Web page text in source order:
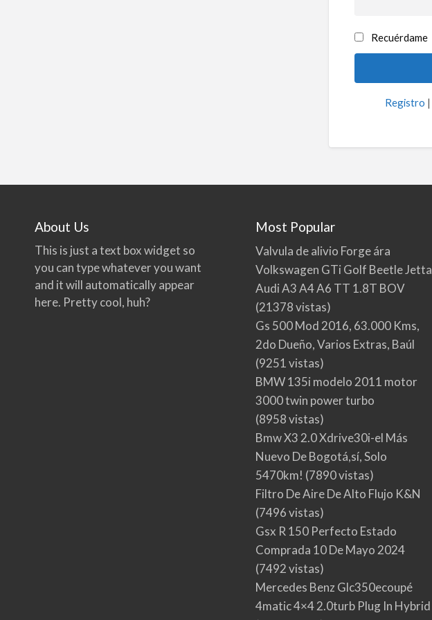
Recuérdame
Registro |
About Us
This is just a text box widget so
you can type whatever you want
and it will automatically appear
here. Pretty cool, huh?
Most Popular
Valvula de alivio Forge ára
Volkswagen GTi Golf Beetle Jetta
Audi A3 A4 A6 TT 1.8T BOV
(21378 vistas)
Gs 500 Mod 2016, 63.000 Kms,
2do Dueño, Varios Extras, Baúl
(9251 vistas)
BMW 135i modelo 2011 motor
3000 twin power turbo
(8958 vistas)
Bmw X3 2.0 Xdrive30i-el Más
Nuevo De Bogotá,sí, Solo
5470km! (7890 vistas)
Filtro De Aire De Alto Flujo K&N
(7496 vistas)
Gsx R 150 Perfecto Estado
Comprada 10 De Mayo 2024
(7492 vistas)
Mercedes Benz Glc350ecoupé
4matic 4×4 2.0turb Plug In Hybrid